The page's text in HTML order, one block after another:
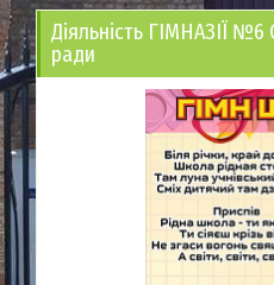
Діяльність ГІМНАЗІЇ №6
ради